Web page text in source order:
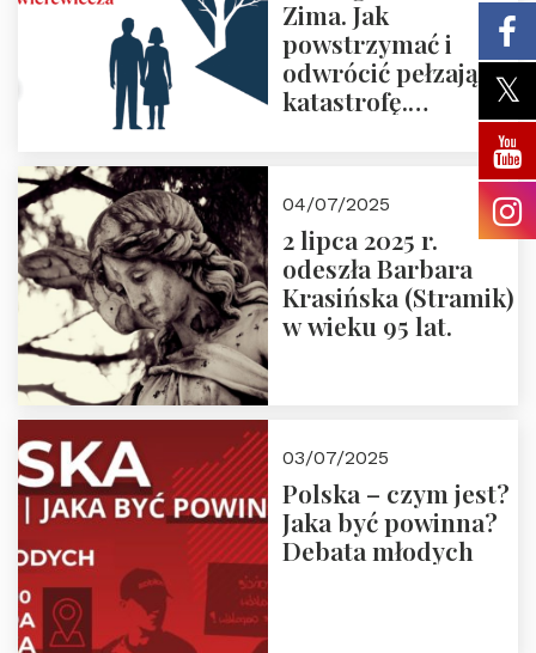
Zima. Jak
powstrzymać i
odwrócić pełzającą
katastrofę.
pierwsze spotkanie
Nowego
Ćwierćwiecza”
04/07/2025
2 lipca 2025 r.
odeszła Barbara
Krasińska (Stramik)
w wieku 95 lat.
03/07/2025
Polska – czym jest?
Jaka być powinna?
Debata młodych